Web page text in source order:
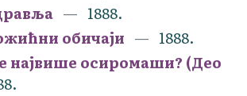
1888.
обичаји
1888.
највише осиромаши? (Део